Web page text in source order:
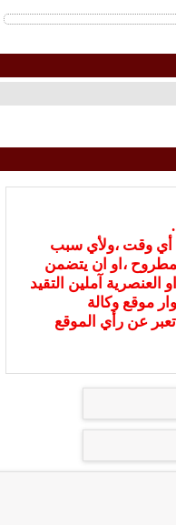
أي وقت ،ولأي سبب
،او ان يتضمن
العنصرية آملين التقيد
موقع وكالة
تعبر عن رأي الموقع